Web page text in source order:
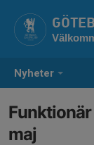
Nyheter
maj